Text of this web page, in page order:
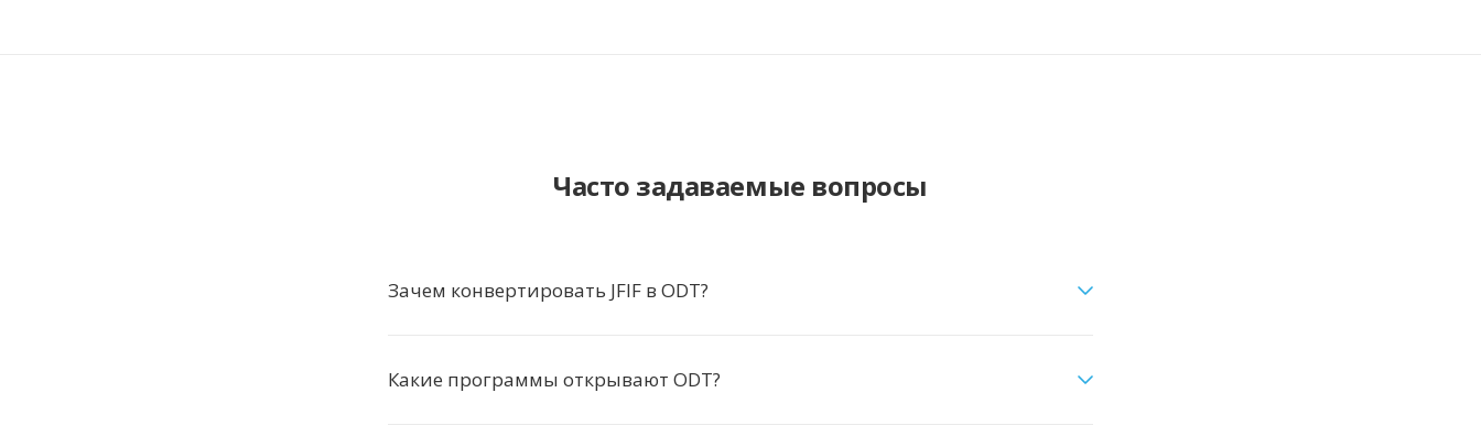
Часто задаваемые вопросы
Зачем конвертировать JFIF в ODT?
Какие программы открывают ODT?